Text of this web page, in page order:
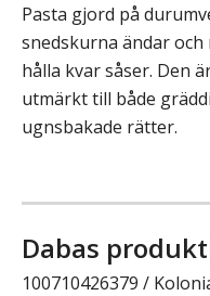
Pasta gjord på
snedskurna ändar
hålla kvar såser. Den
utmärkt till både
ugnsbakade rätter.
Dabas
100710426379 /